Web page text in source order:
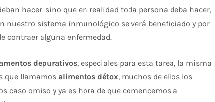
hacer, sino que en realidad toda persona deba hacer,
nuestro sistema inmunológico se verá beneficiado y por
contraer alguna enfermedad.
depurativos, especiales para esta tarea, la misma
que llamamos alimentos détox, muchos de ellos los
caso omiso y ya es hora de que comencemos a